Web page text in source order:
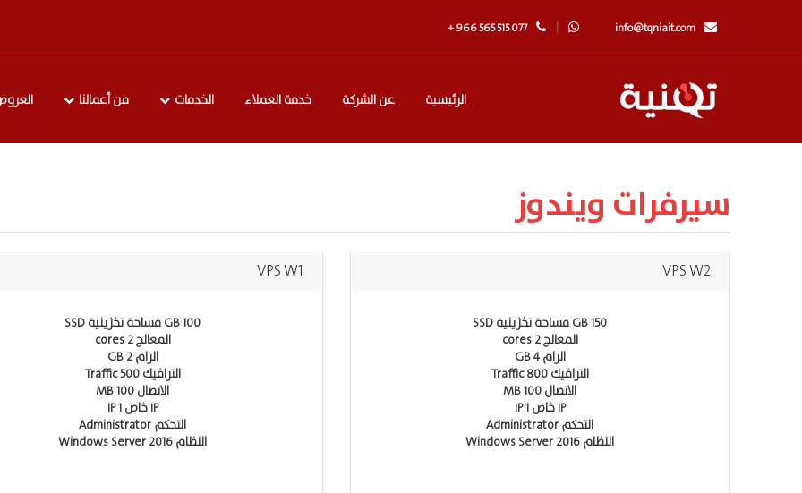
info@tqniait.com
+ 966 565 515 077
الرئيسية عن الشركة خدمة العملاء الخدمات من أعمالنا
سيرفرات ويندوز
VPS W1
100 GB مساحة تخزينية SSD
المعالج 2 cores
الرام 2 GB
الترافيك Traffic 500
الاتصال 100 MB
IP خاص 1 IP
التحكم Administrator
النظام Windows Server 2016
VPS W2
150 GB مساحة تخزينية SSD
المعالج 2 cores
الرام 4 GB
الترافيك Traffic 800
الاتصال 100 MB
IP خاص 1 IP
التحكم Administrator
النظام Windows Server 2016